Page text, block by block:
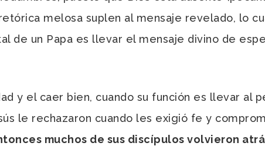
melosa suplen al mensaje revelado, lo
de un Papa es llevar el mensaje divino de
y el caer bien, cuando su función es llevar al
le rechazaron cuando les exigió fe y
muchos de sus discípulos volvieron